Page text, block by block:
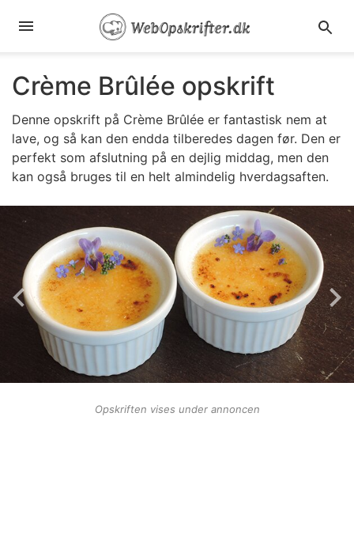
Crème Brûlée opskrift
Denne opskrift på Crème Brûlée er fantastisk nem at
lave, og så kan den endda tilberedes dagen før. Den er
perfekt som afslutning på en dejlig middag, men den
kan også bruges til en helt almindelig hverdagsaften.
Opskriften vises under annoncen